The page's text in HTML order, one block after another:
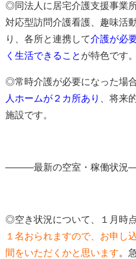
◎同法人に居宅介護支援事業
対応型訪問介護看護、趣味活
り、各所と連携して介護が必
く生活できる こと が特色です。
◎常時介護が必要になった場合
人ホームが２カ所あり
、将来
施設です。
―――最新の空室・稼働状
◎空き状況について、１月時点
１名おられますので、お申し
間をいただくかと思います。